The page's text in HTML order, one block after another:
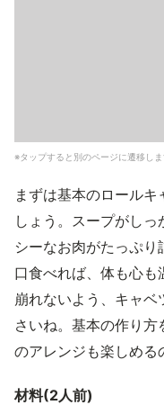
※タップすると別のページに遷移しま
まずは基本のロール
しょう。スープがし
シーなお肉がたっぷ
口食べれば、体も心
崩れないよう、キャ
さいね。基本の作り
のアレンジも楽しめる
材料(2人前)